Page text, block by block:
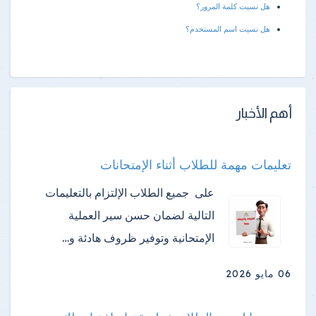
هل نسيت كلمة المرور؟
هل نسيت اسم المستخدم؟
أهم الأخبار
تعليمات مهمة للطلاب أثناء الإمتحانات
على جميع الطلاب الإلتزام بالتعليمات
التالية لضمان حسن سير العملية
الإمتحانية وتوفير ظروف هادئة و…
06 مايو 2026